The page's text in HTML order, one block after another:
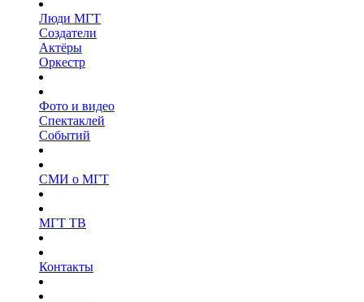
Люди МГТ
Создатели
Актёры
Оркестр
Фото и видео
Спектаклей
Событий
СМИ о МГТ
МГТ ТВ
Контакты